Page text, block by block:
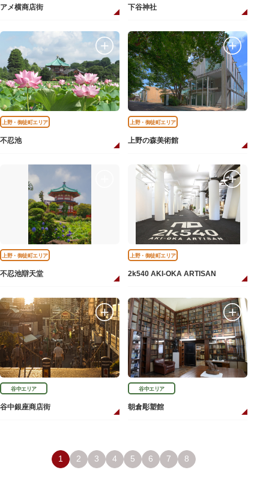
アメ横商店街 下谷神社
上野・御徒町エリア
不忍池
上野・御徒町エリア
上野の森美術館
上野・御徒町エリア
不忍池辯天堂
上野・御徒町エリア
2k540 AKI-OKA ARTISAN
谷中エリア
谷中銀座商店街
谷中エリア
朝倉彫塑館
1 2 3 4 5 6 7 8